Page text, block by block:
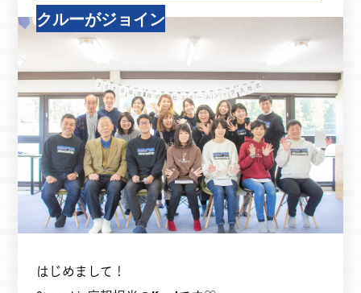
クルーがジョイン
はじめまして！